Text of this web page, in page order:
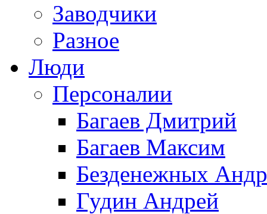
Заводчики
Разное
Люди
Персоналии
Багаев Дмитрий
Багаев Максим
Безденежных
Гудин Андрей